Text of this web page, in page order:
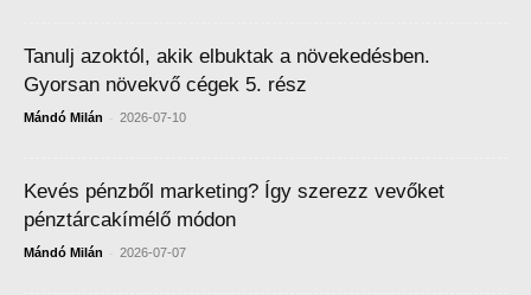
Tanulj azoktól, akik elbuktak a növekedésben.
Gyorsan növekvő cégek 5. rész
Mándó Milán 2026-07-10
Kevés pénzből marketing? Így szerezz vevőket
pénztárcakímélő módon
Mándó Milán 2026-07-07